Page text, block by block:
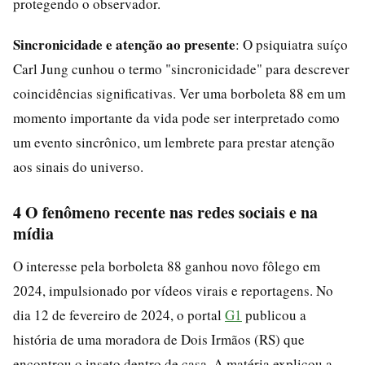
Sincronicidade e atenção ao presente: O psiquiatra suíço
Carl Jung cunhou o termo "sincronicidade" para descrever
coincidências significativas. Ver uma borboleta 88 em um
momento importante da vida pode ser interpretado como
um evento sincrônico, um lembrete para prestar atenção
aos sinais do universo.
4 O fenômeno recente nas redes sociais e na
mídia
O interesse pela borboleta 88 ganhou novo fôlego em
2024, impulsionado por vídeos virais e reportagens. No
dia 12 de fevereiro de 2024, o portal G1 publicou a
história de uma moradora de Dois Irmãos (RS) que